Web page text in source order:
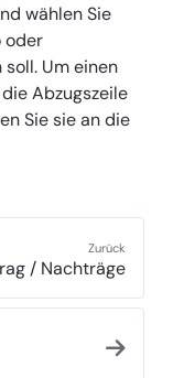
wählen Sie
oder
Um einen
Abzugszeile
Sie sie an die
Zurück
/ Nachträge